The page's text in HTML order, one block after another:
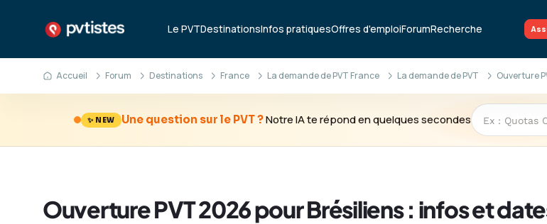
Le PVTDestinationsInfos pratiquesOffres d'emploiForumRecherche
Accueil Forum Destinations France La demande de PVT France La demande de PVT Ouverture
✨ NEW Une question sur le PVT ?Notre IA te répond en quelques secondes
Ouverture PVT 2026 pour Brésiliens : infos et